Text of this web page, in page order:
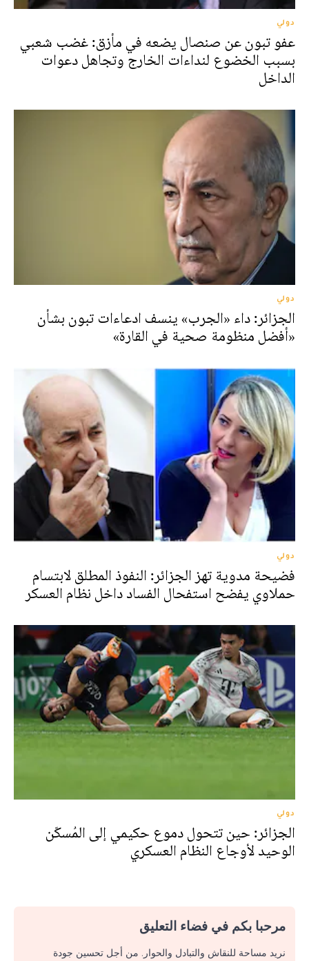
دولي
عفو تبون عن صنصال يضعه في مأزق: غضب شعبي
بسبب الخضوع لنداءات الخارج وتجاهل دعوات
الداخل
دولي
الجزائر: داء «الجرب» ينسف ادعاءات تبون بشأن
«أفضل منظومة صحية في القارة»
دولي
فضيحة مدوية تهز الجزائر: النفوذ المطلق لابتسام
حملاوي يفضح استفحال الفساد داخل نظام العسكر
دولي
الجزائر: حين تتحول دموع حكيمي إلى المُسكّن
الوحيد لأوجاع النظام العسكري
مرحبا بكم في فضاء التعليق
نريد مساحة للنقاش والتبادل والحوار. من أجل تحسين جودة